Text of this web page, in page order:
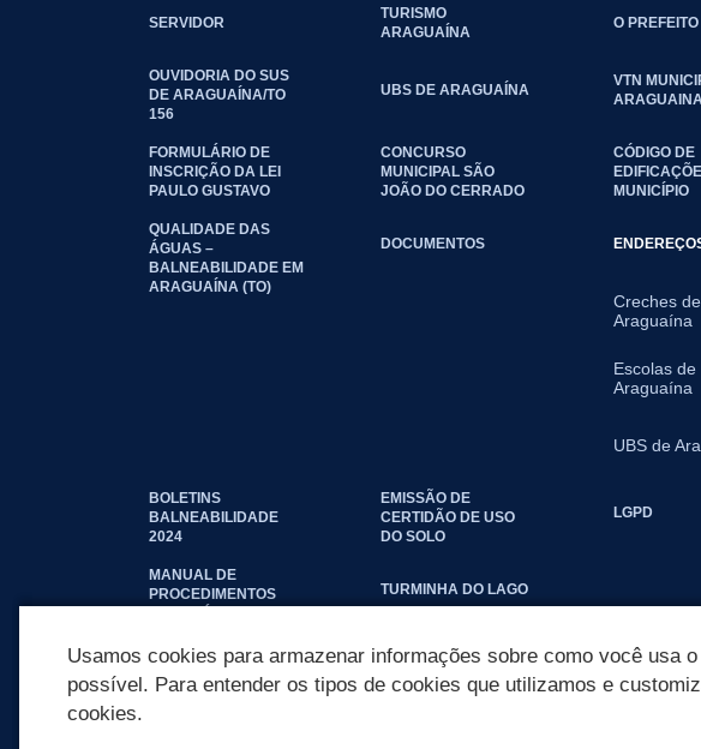
SERVIDOR
TURISMO
ARAGUAÍNA
O PREFEITO
OUVIDORIA DO SUS
DE ARAGUAÍNA/TO
156
UBS DE ARAGUAÍNA
VTN
ARAGUAINA
FORMULÁRIO DE
INSCRIÇÃO DA LEI
PAULO GUSTAVO
CONCURSO
MUNICIPAL SÃO
JOÃO DO CERRADO
CÓDIGO DE
MUNICÍPIO
QUALIDADE DAS
ÁGUAS –
BALNEABILIDADE EM
ARAGUAÍNA (TO)
DOCUMENTOS
Creches de
Araguaína
Escolas de
Araguaína
UBS de
BOLETINS
BALNEABILIDADE
2024
EMISSÃO DE
CERTIDÃO DE USO
DO SOLO
LGPD
MANUAL DE
PROCEDIMENTOS
TURMINHA DO LAGO
Usamos cookies para armazenar informações sobre como você usa
possível. Para entender os tipos de cookies que utilizamos e
cookies.